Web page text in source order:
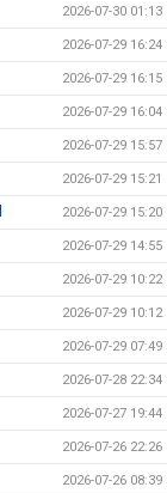
2026-07-30 01:13
2026-07-29 16:24
2026-07-29 16:15
2026-07-29 16:04
2026-07-29 15:57
2026-07-29 15:21
2026-07-29 15:20
2026-07-29 14:55
2026-07-29 10:22
2026-07-29 10:12
2026-07-29 07:49
2026-07-28 22:34
2026-07-27 19:44
2026-07-26 22:26
2026-07-26 08:39